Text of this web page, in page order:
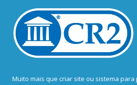
Muito mais que criar site ou sistema